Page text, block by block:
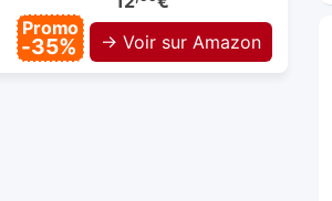
Promo
-35% → Voir sur Amazon